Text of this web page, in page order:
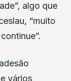
algo que
“muito
vários